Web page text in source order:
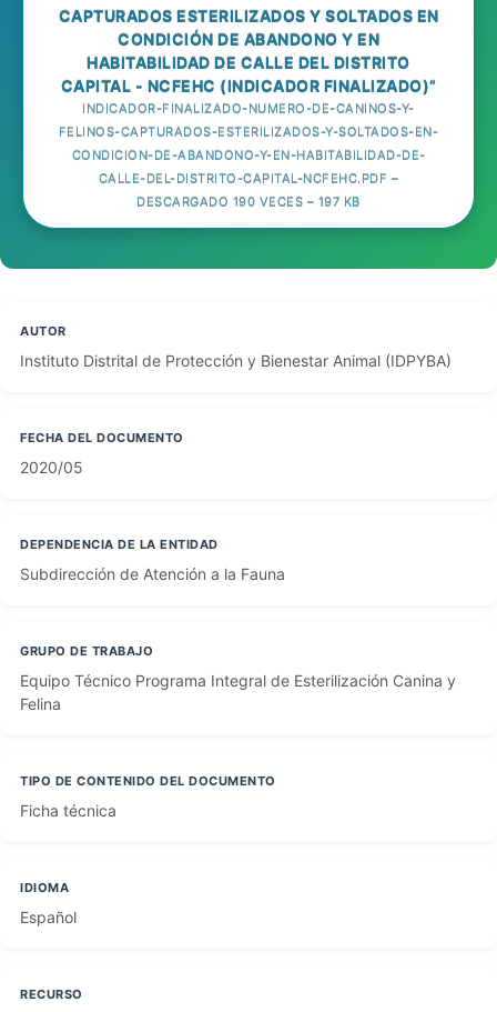
CAPTURADOS ESTERILIZADOS Y SOLTADOS EN
CONDICIÓN DE ABANDONO Y EN
HABITABILIDAD DE CALLE DEL DISTRITO
CAPITAL - NCFEHC (INDICADOR FINALIZADO)”
INDICADOR-FINALIZADO-NUMERO-DE-CANINOS-Y-
FELINOS-CAPTURADOS-ESTERILIZADOS-Y-SOLTADOS-EN-
CONDICION-DE-ABANDONO-Y-EN-HABITABILIDAD-DE-
CALLE-DEL-DISTRITO-CAPITAL-NCFEHC.PDF –
DESCARGADO 190 VECES – 197 KB
AUTOR
Instituto Distrital de Protección y Bienestar Animal (IDPYBA)
FECHA DEL DOCUMENTO
2020/05
DEPENDENCIA DE LA ENTIDAD
Subdirección de Atención a la Fauna
GRUPO DE TRABAJO
Equipo Técnico Programa Integral de Esterilización Canina y
Felina
TIPO DE CONTENIDO DEL DOCUMENTO
Ficha técnica
IDIOMA
Español
RECURSO